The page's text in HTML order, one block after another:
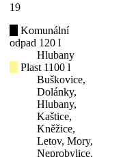
19
Komunální
odpad 120 l
Hlubany
Plast 1100 l
Buškovice,
Dolánky,
Hlubany,
Kaštice,
Kněžice,
Letov, Mory,
Neprobylice,